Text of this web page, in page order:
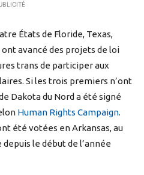
États de Floride, Texas,
avancé des projets de loi
trans de participer aux
Si les trois premiers n’ont
Dakota du Nord a été signé
Human Rights Campaign.
été votées en Arkansas, au
le début de l’année